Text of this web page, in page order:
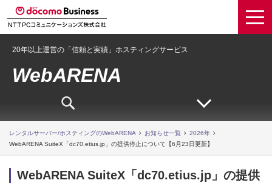
20年以上運営の「信頼と実績」ホスティングサービス
WebARENA
レンタルサーバー/ホスティングのWebARENA お知らせ一覧
2026年
WebARENA SuiteX「dc70.etius.jp」の提供停止について【6月23日更新】
WebARENA SuiteX「dc70.etius.jp」の提供